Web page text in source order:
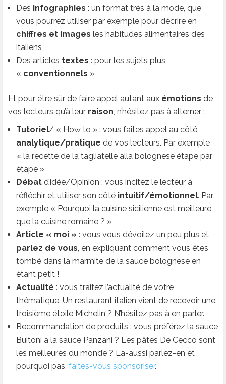
Des infographies : un format très à la mode, que
vous pourrez utiliser par exemple pour décrire en
chiffres et images les habitudes alimentaires des
italiens
Des articles textes : pour les sujets plus
« conventionnels »
Et pour être sûr de faire appel autant aux émotions de
vos lecteurs qu’à leur raison, n’hésitez pas à alterner :
Tutoriel/ « How to » : vous faites appel au côté
analytique/pratique de vos lecteurs. Par exemple
« la recette de la tagliatelle alla bolognese étape par
étape »
Débat d’idée/Opinion : vous incitez le lecteur à
réfléchir et utiliser son côté intuitif/émotionnel. Par
exemple « Pourquoi la cuisine sicilienne est meilleure
que la cuisine romaine ? »
Article « moi » : vous vous dévoilez un peu plus et
parlez de vous, en expliquant comment vous êtes
tombé dans la marmite de la sauce bolognese en
étant petit !
Actualité : vous traitez l’actualité de votre
thématique. Un restaurant italien vient de recevoir une
troisième étoile Michelin ? N’hésitez pas à en parler.
Recommandation de produits : vous préférez la sauce
Buitoni à la sauce Panzani ? Les pâtes De Cecco sont
les meilleures du monde ? Là-aussi parlez-en et
pourquoi pas, faites-vous sponsoriser.